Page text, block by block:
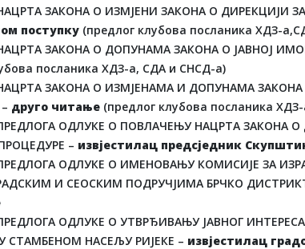
ЗАКОНА О ИЗМЈЕНИ ЗАКОНА О ДИРЕКЦИЈИ
поступку (предлог клубова посланика ХДЗ-
ЗАКОНА О ДОПУНAMA ЗАКОНА О ЈАВНОЈ
посланика ХДЗ-а, СДА и СНСД-а)
ЗАКОНА О ИЗМЈЕНАМА И ДОПУНАМА
друго читање (предлог клубова посланика
ОДЛУКЕ О ПОВЛАЧЕЊУ НАЦРТА ЗАКОНА
– извјестилац предсједник
ОДЛУКЕ О ИМЕНОВАЊУ КОМИСИЈЕ ЗА
И СЕОСКИМ ПОДРУЧЈИМА БРЧКО
ОДЛУКЕ О УТВРЂИВАЊУ ЈАВНОГ
СТАМБЕНОМ НАСЕЉУ РИЈЕКЕ – извјестилац